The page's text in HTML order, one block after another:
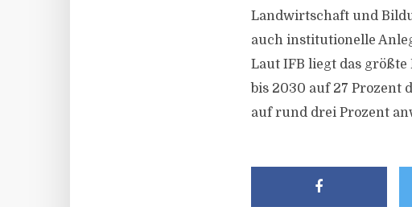
Landwirtschaft und
auch institutionelle
Laut IFB liegt das
bis 2030 auf 27 Prozent
auf rund drei Prozent